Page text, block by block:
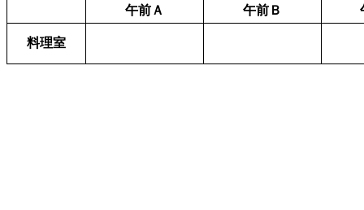
午前Ａ 午前Ｂ
料理室